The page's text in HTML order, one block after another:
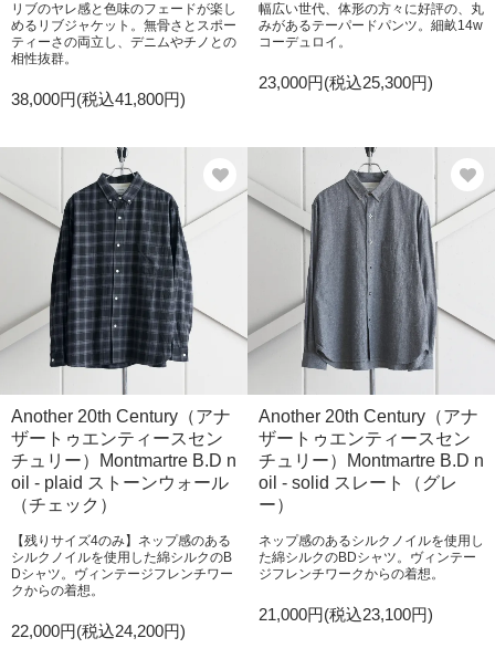
リブのヤレ感と色味のフェードが楽し
めるリブジャケット。無骨さとスポー
ティーさの両立し、デニムやチノとの
相性抜群。
38,000円(税込41,800円)
幅広い世代、体形の方々に好評の、丸
みがあるテーパードパンツ。細畝14w
コーデュロイ。
23,000円(税込25,300円)
Another 20th Century（アナ
ザートゥエンティースセン
チュリー）Montmartre B.D n
oil - plaid ストーンウォール
（チェック）
【残りサイズ4のみ】ネップ感のある
シルクノイルを使用した綿シルクのB
Dシャツ。ヴィンテージフレンチワー
クからの着想。
22,000円(税込24,200円)
Another 20th Century（アナ
ザートゥエンティースセン
チュリー）Montmartre B.D n
oil - solid スレート（グレ
ー）
ネップ感のあるシルクノイルを使用し
た綿シルクのBDシャツ。ヴィンテー
ジフレンチワークからの着想。
21,000円(税込23,100円)